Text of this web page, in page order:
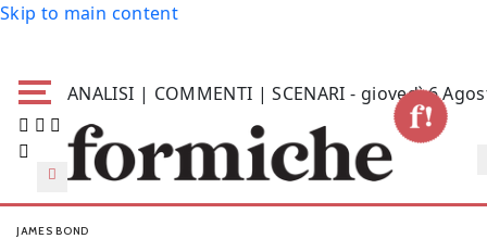
Skip to main content
ANALISI | COMMENTI | SCENARI - giovedì 6
JAMES BOND